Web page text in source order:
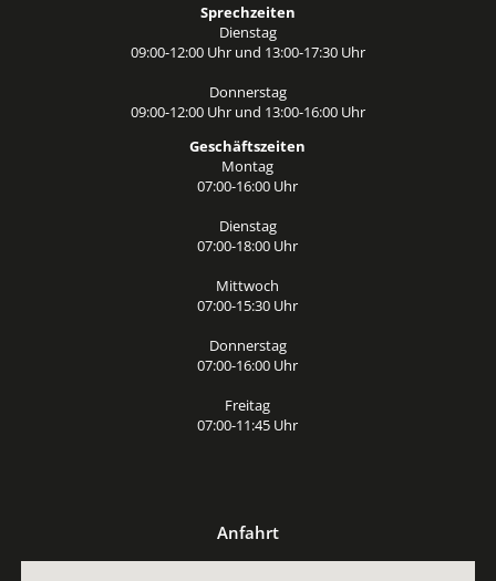
Sprechzeiten
Dienstag
09:00-12:00 Uhr und 13:00-17:30 Uhr
Donnerstag
09:00-12:00 Uhr und 13:00-16:00 Uhr
Geschäftszeiten
Montag
07:00-16:00 Uhr
Dienstag
07:00-18:00 Uhr
Mittwoch
07:00-15:30 Uhr
Donnerstag
07:00-16:00 Uhr
Freitag
07:00-11:45 Uhr
Anfahrt